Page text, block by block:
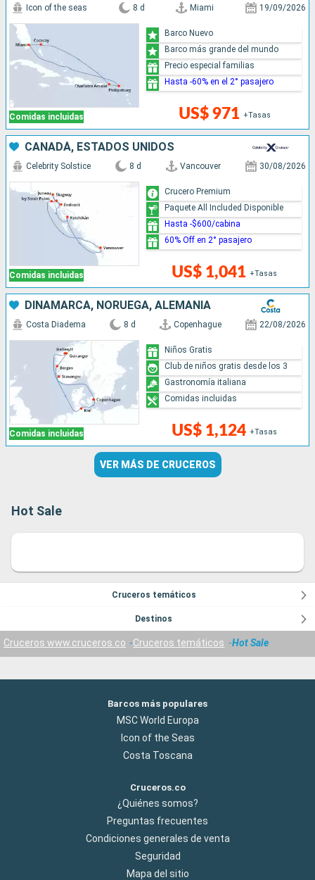
Comidas incluidas
Icon of the seas 8 d Miami 19/09/2026
US$ 971 +Tasas
Barco Nuevo
Barco más grande del mundo
Precio especial familias
Hasta -60% en el 2° pasajero
CANADÁ, ESTADOS UNIDOS
Comidas incluidas
Celebrity Solstice 8 d Vancouver 30/08/2026
US$ 1,041 +Tasas
Crucero Premium
Paquete All Included Disponible
Hasta -$600/cabina
60% Off en 2° pasajero
DINAMARCA, NORUEGA, ALEMANIA
Comidas incluidas
Costa Diadema 8 d Copenhague 22/08/2026
US$ 1,124 +Tasas
Niños Gratis
Club de niños gratis desde los 3
Gastronomía italiana
Comidas incluidas
VER MÁS DE CRUCEROS
Hot Sale
Cruceros temáticos
Destinos
Cruceros www.cruceros.co Cruceros temáticos Hot Sale
Barcos más populares
MSC World Europa
Icon of the Seas
Costa Toscana
Cruceros.co
¿Quiénes somos?
Preguntas frecuentes
Condiciones generales de venta
Seguridad
Mapa del sitio